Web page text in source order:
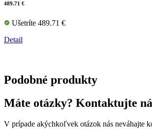
489.71 €
Ušetríte 489.71 €
Detail
Podobné produkty
Máte otázky? Kontaktujte
V prípade akýchkoľvek otázok nás neváhajte